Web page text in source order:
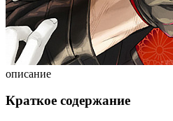
описание
Краткое содержание